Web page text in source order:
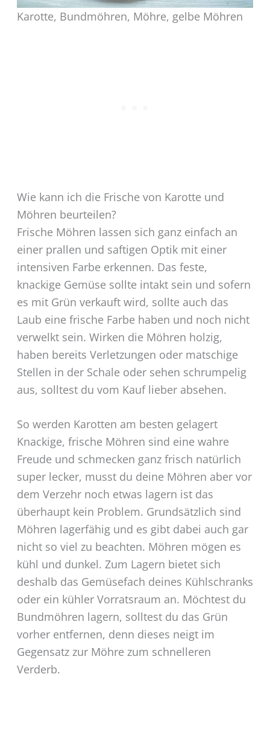
Karotte, Bundmöhren, Möhre, gelbe Möhren
Wie kann ich die Frische von Karotte und
Möhren beurteilen?
Frische Möhren lassen sich ganz einfach an
einer prallen und saftigen Optik mit einer
intensiven Farbe erkennen. Das feste,
knackige Gemüse sollte intakt sein und sofern
es mit Grün verkauft wird, sollte auch das
Laub eine frische Farbe haben und noch nicht
verwelkt sein. Wirken die Möhren holzig,
haben bereits Verletzungen oder matschige
Stellen in der Schale oder sehen schrumpelig
aus, solltest du vom Kauf lieber absehen.
So werden Karotten am besten gelagert
Knackige, frische Möhren sind eine wahre
Freude und schmecken ganz frisch natürlich
super lecker, musst du deine Möhren aber vor
dem Verzehr noch etwas lagern ist das
überhaupt kein Problem. Grundsätzlich sind
Möhren lagerfähig und es gibt dabei auch gar
nicht so viel zu beachten. Möhren mögen es
kühl und dunkel. Zum Lagern bietet sich
deshalb das Gemüsefach deines Kühlschranks
oder ein kühler Vorratsraum an. Möchtest du
Bundmöhren lagern, solltest du das Grün
vorher entfernen, denn dieses neigt im
Gegensatz zur Möhre zum schnelleren
Verderb.